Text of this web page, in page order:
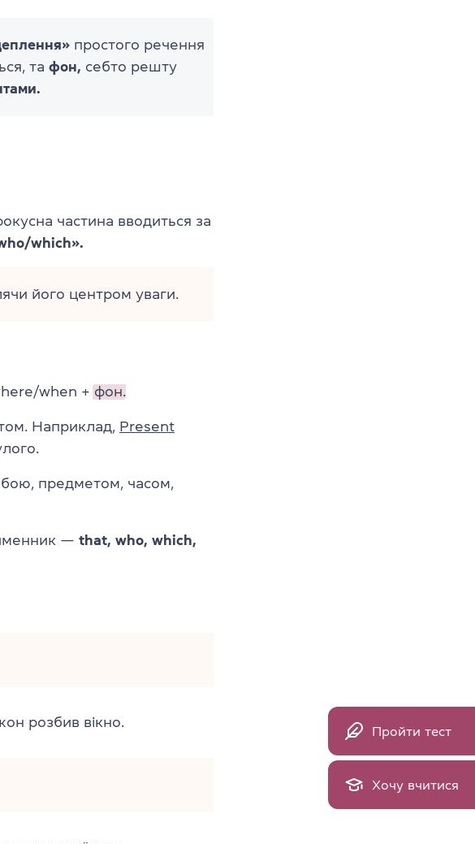
простого речення
та фон, себто решту
частина вводиться за
which».
його центром уваги.
when + фон.
Наприклад, Present
предметом, часом,
— that, who, which,
розбив вікно.
Пройти тест
Хочу вчитися